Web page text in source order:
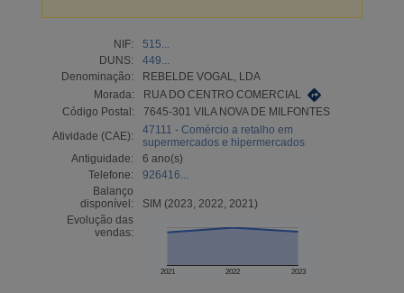
NIF:
515...
DUNS:
449...
Denominação:
REBELDE VOGAL, LDA
Morada:
RUA DO CENTRO COMERCIAL
Código Postal:
7645-301 VILA NOVA DE MILFONTES
Atividade (CAE):
47111 - Comércio a retalho em
supermercados e hipermercados
Antiguidade:
6 ano(s)
Telefone:
926416...
Balanço
disponível:
SIM (2023, 2022, 2021)
Evolução das
vendas:
2021 2022 2023